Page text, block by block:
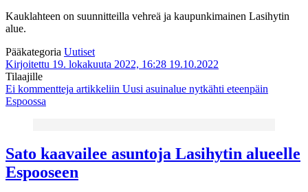
Kauklahteen on suunnitteilla vehreä ja kaupunkimainen Lasihytin
alue.
Pääkategoria Uutiset
Kirjoitettu 19. lokakuuta 2022, 16:28 19.10.2022
Tilaajille
Ei kommentteja artikkeliin Uusi asuinalue nytkähti eteenpäin
Espoossa
Sato kaavailee asuntoja Lasihytin alueelle
Espooseen